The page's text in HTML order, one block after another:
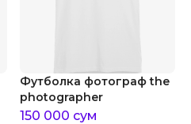
Футболка фотограф the
photographer
150 000 сум